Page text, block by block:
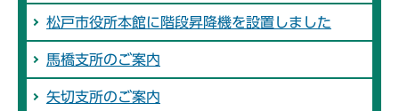
松戸市役所本館に階段昇降機を設置しました
馬橋支所のご案内
矢切支所のご案内